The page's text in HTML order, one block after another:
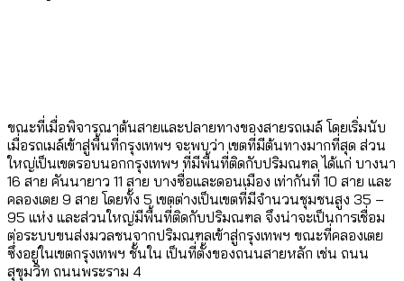
ขณะที่เมื่อพิจารณาต้นสายและปลายทางของสายรถเมล์ โดยเริ่มนับ
เมื่อรถเมล์เข้าสู่พื้นที่กรุงเทพฯ จะพบว่า เขตที่มีต้นทางมากที่สุด ส่วน
ใหญ่เป็นเขตรอบนอกกรุงเทพฯ ที่มีพื้นที่ติดกับปริมณฑล ได้แก่ บางนา
16 สาย คันนายาว 11 สาย บางซื่อและดอนเมือง เท่ากันที่ 10 สาย และ
คลองเตย 9 สาย โดยทั้ง 5 เขตต่างเป็นเขตที่มีจำนวนชุมชนสูง 35 –
95 แห่ง และส่วนใหญ่มีพื้นที่ติดกับปริมณฑล จึงน่าจะเป็นการเชื่อม
ต่อระบบขนส่งมวลชนจากปริมณฑลเข้าสู่กรุงเทพฯ ขณะที่คลองเตย
ซึ่งอยู่ในเขตกรุงเทพฯ ชั้นใน เป็นที่ตั้งของถนนสายหลัก เช่น ถนน
สุขุมวิท ถนนพระราม 4